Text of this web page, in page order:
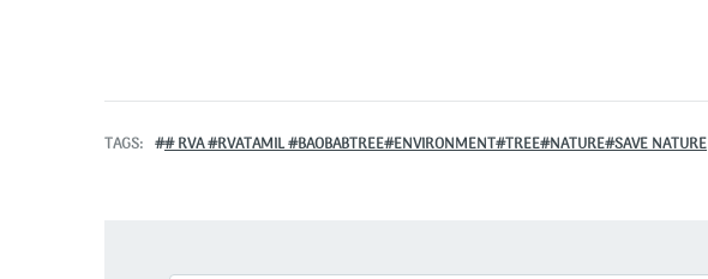
TAGS # RVA #RVATAMIL #BAOBABTREE#ENVIRONMENT#TREE#NATURE#SAVE NATURE